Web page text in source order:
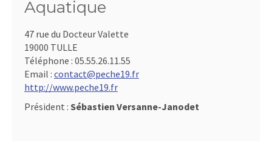
Aquatique
47 rue du Docteur Valette
19000 TULLE
Téléphone : 05.55.26.11.55
Email : contact@peche19.fr
http://www.peche19.fr
Président : Sébastien Versanne-Janodet